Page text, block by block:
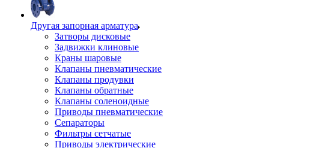
Другая запорная арматура
Затворы дисковые
Задвижки клиновые
Краны шаровые
Клапаны пневматические
Клапаны продувки
Клапаны обратные
Клапаны соленоидные
Приводы пневматические
Сепараторы
Фильтры сетчатые
Приводы электрические